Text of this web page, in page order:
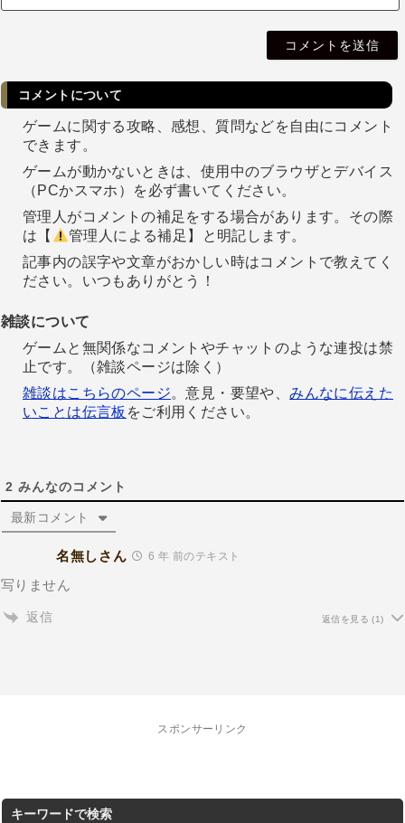
コメントについて
ゲームに関する攻略、感想、質問などを自由にコメント
できます。
ゲームが動かないときは、使用中のブラウザとデバイス
（PCかスマホ）を必ず書いてください。
管理人がコメントの補足をする場合があります。その際
は【
管理人による補足】と明記します。
記事内の誤字や文章がおかしい時はコメントで教えてく
ださい。いつもありがとう！
雑談について
ゲームと無関係なコメントやチャットのような連投は禁
止です。（雑談ページは除く）
雑談はこちらのページ。意見・要望や、みんなに伝えた
いことは伝言板 をご利用ください。
2 みんなのコメント
最新コメント
名無しさん 6 年 前のテキスト
写りません
返信 返信を見る (1)
スポンサーリンク
キーワードで検索